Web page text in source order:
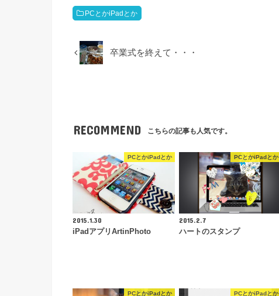
PCとかiPadとか
卒業式を終えて・・・
RECOMMEND こちらの記事も人気です。
PCとかiPadとか
2015.1.30
iPadアプリArtinPhoto
PCとかiPadとか
2015.2.7
ハートのスタンプ
PCとかiPadとか PCとかiPadとか